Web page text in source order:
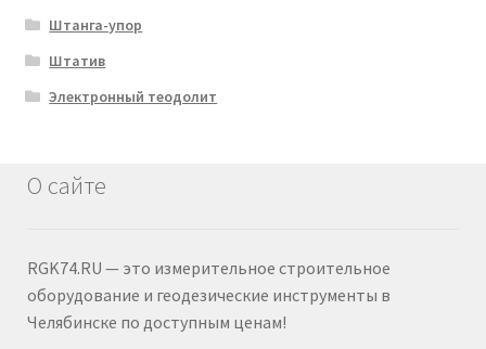
Штанга-упор
Штатив
Электронный теодолит
О сайте
RGK74.RU — это измерительное строительное
оборудование и геодезические инструменты в
Челябинске по доступным ценам!